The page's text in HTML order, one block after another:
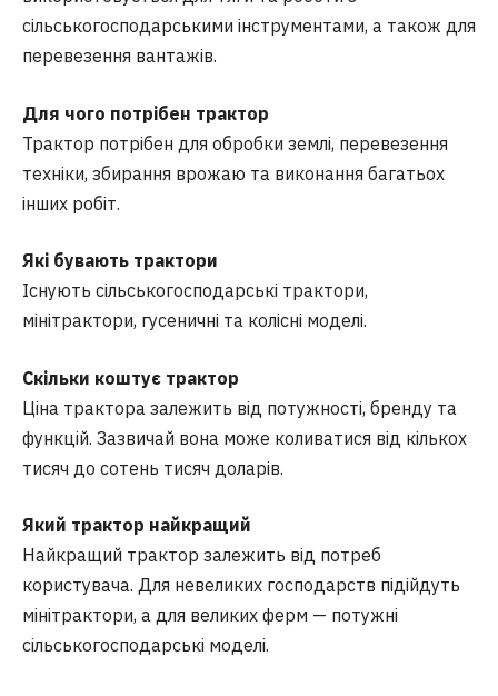
сільськогосподарськими інструментами, а також для
перевезення вантажів.
Для чого потрібен трактор
Трактор потрібен для обробки землі, перевезення
техніки, збирання врожаю та виконання багатьох
інших робіт.
Які бувають трактори
Існують сільськогосподарські трактори,
мінітрактори, гусеничні та колісні моделі.
Скільки коштує трактор
Ціна трактора залежить від потужності, бренду та
функцій. Зазвичай вона може коливатися від кількох
тисяч до сотень тисяч доларів.
Який трактор найкращий
Найкращий трактор залежить від потреб
користувача. Для невеликих господарств підійдуть
мінітрактори, а для великих ферм — потужні
сільськогосподарські моделі.